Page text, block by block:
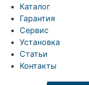
Каталог
Гарантия
Сервис
Установка
Статьи
Контакты